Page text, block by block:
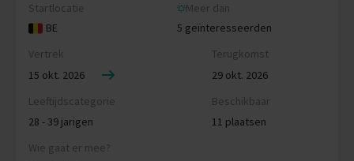
Startlocatie
BE
Meer dan
5 geïnteresseerden
Vertrek
15 okt. 2026
Terugkomst
29 okt. 2026
Leeftijdscategorie
28 - 39 jarigen
Beschikbaar
11 plaatsen
Wie gaat er mee?